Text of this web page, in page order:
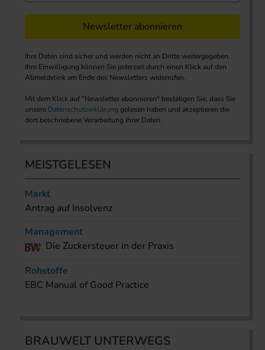
Newsletter abonnieren
Ihre Daten sind sicher und werden nicht an Dritte weitergegeben.
Ihre Einwilligung können Sie jederzeit durch einen Klick auf den
Abmeldelink am Ende des Newsletters widerrufen.
Mit dem Klick auf "Newsletter abonnieren" bestätigen Sie, dass Sie
unsere Datenschutzerklärung gelesen haben und akzeptieren die
dort beschriebene Verarbeitung Ihrer Daten.
MEISTGELESEN
Markt
Antrag auf Insolvenz
Management
Die Zuckersteuer in der Praxis
Rohstoffe
EBC Manual of Good Practice
BRAUWELT UNTERWEGS